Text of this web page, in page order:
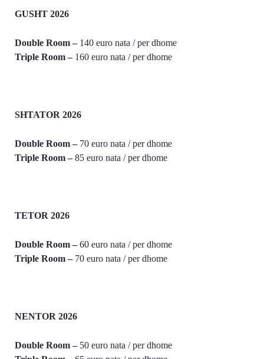
GUSHT 2026
Double Room – 140 euro nata / per dhome
Triple Room – 160 euro nata / per dhome
SHTATOR 2026
Double Room – 70 euro nata / per dhome
Triple Room –85 euro nata / per dhome
TETOR 2026
Double Room –60 euro nata / per dhome
Triple Room – 70 euro nata / per dhome
NENTOR 2026
Double Room – 50 euro nata / per dhome